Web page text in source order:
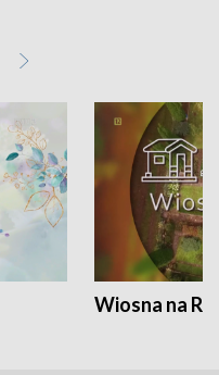
Wiosna na